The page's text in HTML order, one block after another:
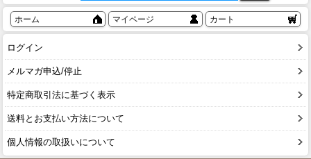
ホーム マイページ カート
ログイン
メルマガ申込/停止
特定商取引法に基づく表示
送料とお支払い方法について
個人情報の取扱いについて